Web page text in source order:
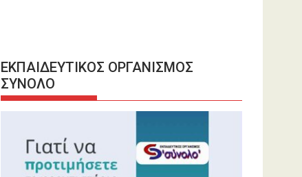
ΕΚΠΑΙΔΕΥΤΙΚΟΣ ΟΡΓΑΝΙΣΜΟΣ
ΣΥΝΟΛΟ